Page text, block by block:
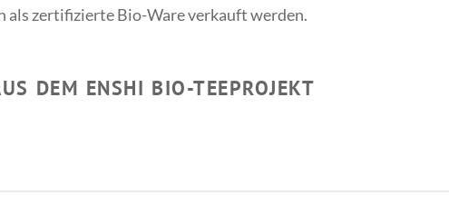
als zertifizierte Bio-Ware verkauft werden.
DEM ENSHI BIO-TEEPROJEKT